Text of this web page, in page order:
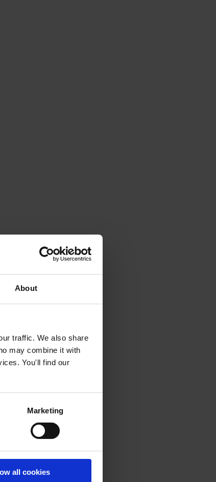
About
traffic. We also share
may combine it with
You'll find our
Marketing
all cookies